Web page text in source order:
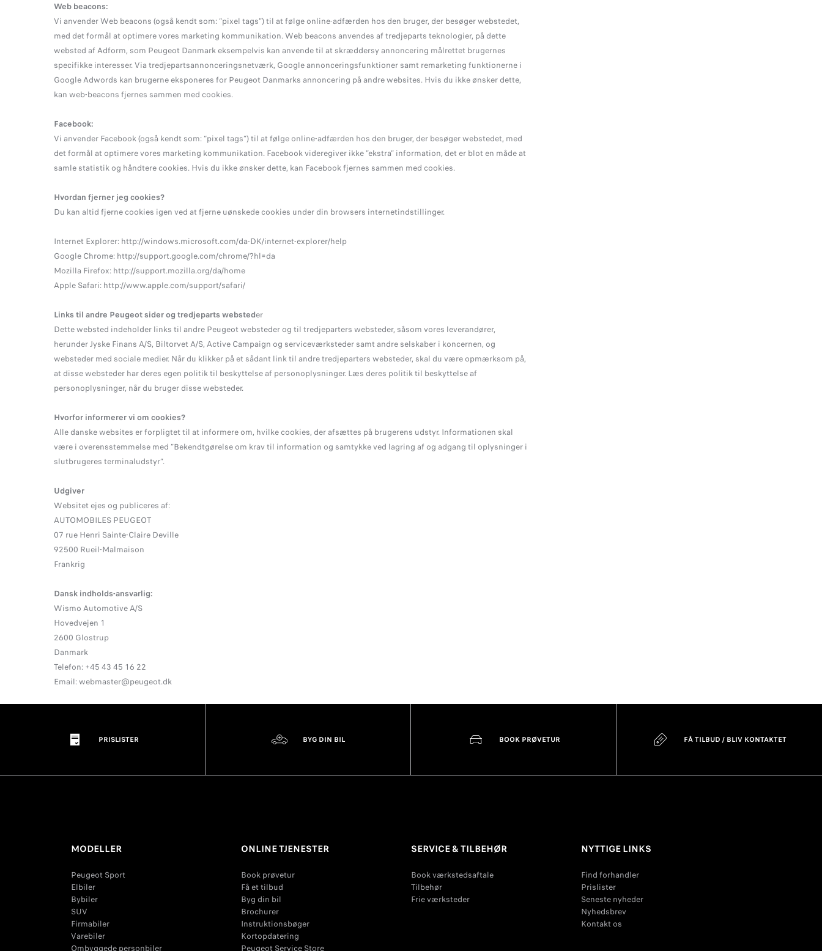
Web beacons:
Vi anvender Web beacons (også kendt som: “pixel tags”) til at følge online-adfærden hos den bruger, der besøger webstedet,
med det formål at optimere vores marketing kommunikation. Web beacons anvendes af tredjeparts teknologier, på dette
websted af Adform, som Peugeot Danmark eksempelvis kan anvende til at skræddersy annoncering målrettet brugernes
specifikke interesser. Via tredjepartsannonceringsnetværk, Google annonceringsfunktioner samt remarketing funktionerne i
Google Adwords kan brugerne eksponeres for Peugeot Danmarks annoncering på andre websites. Hvis du ikke ønsker dette,
kan web-beacons fjernes sammen med cookies.
Facebook:
Vi anvender Facebook (også kendt som: “pixel tags”) til at følge online-adfærden hos den bruger, der besøger webstedet, med
det formål at optimere vores marketing kommunikation. Facebook videregiver ikke ”ekstra” information, det er blot en måde at
samle statistik og håndtere cookies. Hvis du ikke ønsker dette, kan Facebook fjernes sammen med cookies.
Hvordan fjerner jeg cookies?
Du kan altid fjerne cookies igen ved at fjerne uønskede cookies under din browsers internetindstillinger.
Internet Explorer: http://windows.microsoft.com/da-DK/internet-explorer/help
Google Chrome: http://support.google.com/chrome/?hl=da
Mozilla Firefox: http://support.mozilla.org/da/home
Apple Safari: http://www.apple.com/support/safari/
Links til andre Peugeot sider og tredjeparts websteder
Dette websted indeholder links til andre Peugeot websteder og til tredjeparters websteder, såsom vores leverandører,
herunder Jyske Finans A/S, Biltorvet A/S, Active Campaign og serviceværksteder samt andre selskaber i koncernen, og
websteder med sociale medier. Når du klikker på et sådant link til andre tredjeparters websteder, skal du være opmærksom på,
at disse websteder har deres egen politik til beskyttelse af personoplysninger. Læs deres politik til beskyttelse af
personoplysninger, når du bruger disse websteder.
Hvorfor informerer vi om cookies?
Alle danske websites er forpligtet til at informere om, hvilke cookies, der afsættes på brugerens udstyr. Informationen skal
være i overensstemmelse med ”Bekendtgørelse om krav til information og samtykke ved lagring af og adgang til oplysninger i
slutbrugeres terminaludstyr”.
Udgiver
Websitet ejes og publiceres af:
AUTOMOBILES PEUGEOT
07 rue Henri Sainte-Claire Deville
92500 Rueil-Malmaison
Frankrig
Dansk indholds-ansvarlig:
Wismo Automotive A/S
Hovedvejen 1
2600 Glostrup
Danmark
Telefon: +45 43 45 16 22
Email: webmaster@peugeot.dk
PRISLISTER BYG DIN BIL BOOK PRØVETUR FÅ TILBUD / BLIV KONTAKTET
MODELLER
Peugeot Sport
Elbiler
Bybiler
SUV
Firmabiler
Varebiler
Ombyggede personbiler
ONLINE TJENESTER
Book prøvetur
Få et tilbud
Byg din bil
Brochurer
Instruktionsbøger
Kortopdatering
Peugeot Service Store
SERVICE & TILBEHØR
Book værkstedsaftale
Tilbehør
Frie værksteder
NYTTIGE LINKS
Find forhandler
Prislister
Seneste nyheder
Nyhedsbrev
Kontakt os